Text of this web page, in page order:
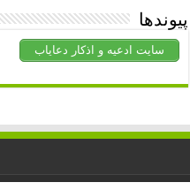
پیوندها
سایت ادعیه و اذکار دعایاب